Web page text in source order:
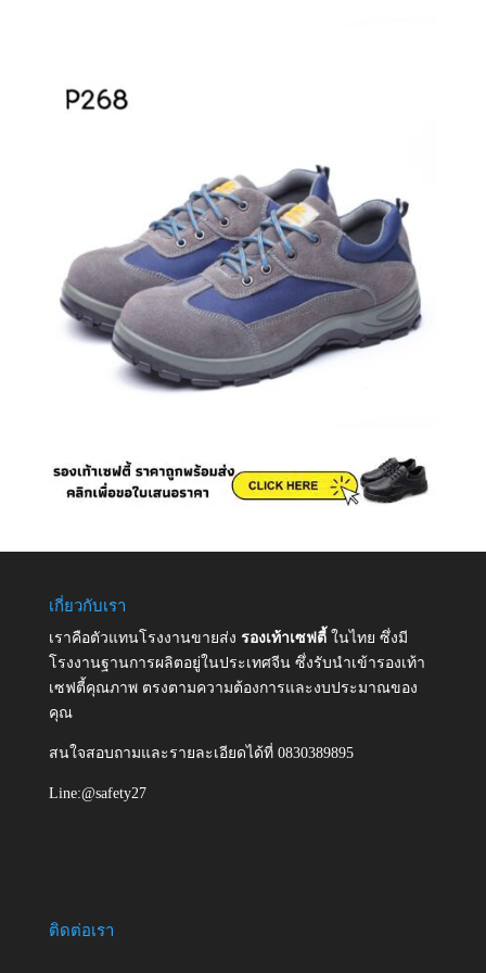
เกี่ยวกับเรา
เราคือตัวแทนโรงงานขายส่ง รองเท้าเซฟตี้ ในไทย ซึ่งมี
โรงงานฐานการผลิตอยู่ในประเทศจีน ซึ่งรับนำเข้ารองเท้า
เซฟตี้คุณภาพ ตรงตามความต้องการและงบประมาณของ
คุณ
สนใจสอบถามและรายละเอียดได้ที่ 0830389895
Line:@safety27
ติดต่อเรา